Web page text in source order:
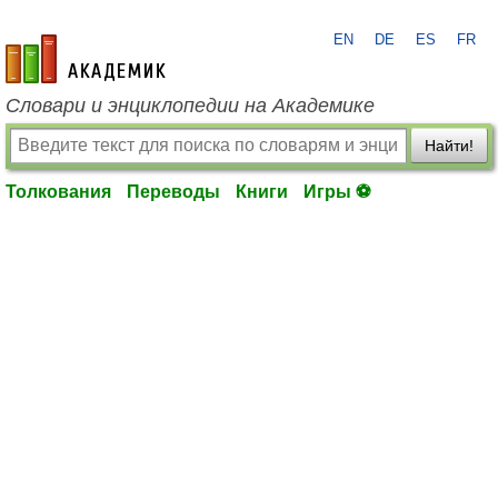
academic.ru
EN DE ES FR
Словари и энциклопедии на Академике
Найти!
Толкования Переводы Книги Игры ⚽